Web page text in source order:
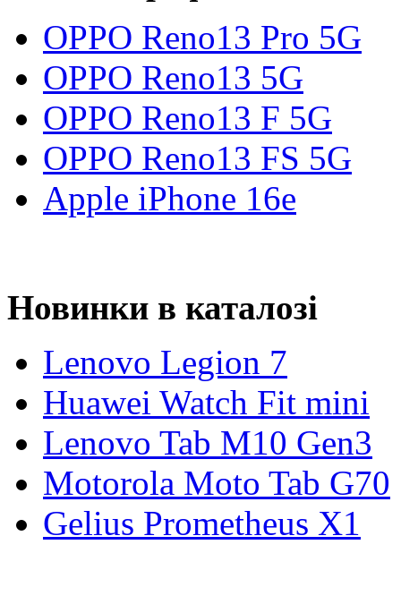
OPPO Reno13 Pro 5G
OPPO Reno13 5G
OPPO Reno13 F 5G
OPPO Reno13 FS 5G
Apple iPhone 16e
Новинки в каталозі
Lenovo Legion 7
Huawei Watch Fit mini
Lenovo Tab M10 Gen3
Motorola Moto Tab G70
Gelius Prometheus X1